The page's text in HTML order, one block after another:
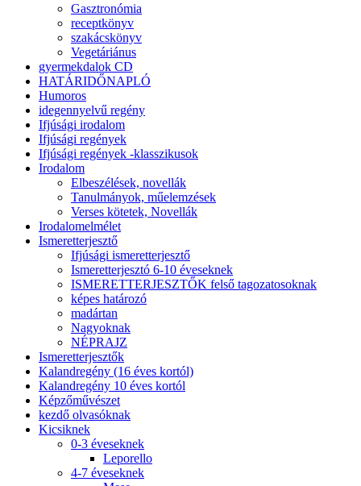
Gasztronómia
receptkönyv
szakácskönyv
Vegetáriánus
gyermekdalok CD
HATÁRIDŐNAPLÓ
Humoros
idegennyelvű regény
Ifjúsági irodalom
Ifjúsági regények
Ifjúsági regények -klasszikusok
Irodalom
Elbeszélések, novellák
Tanulmányok, műelemzések
Verses kötetek, Novellák
Irodalomelmélet
Ismeretterjesztő
Ifjúsági ismeretterjesztő
Ismeretterjesztó 6-10 éveseknek
ISMERETTERJESZTŐK felső tagozatosoknak
képes határozó
madártan
Nagyoknak
NÉPRAJZ
Ismeretterjesztők
Kalandregény (16 éves kortól)
Kalandregény 10 éves kortól
Képzőművészet
kezdő olvasóknak
Kicsiknek
0-3 éveseknek
Leporello
4-7 éveseknek